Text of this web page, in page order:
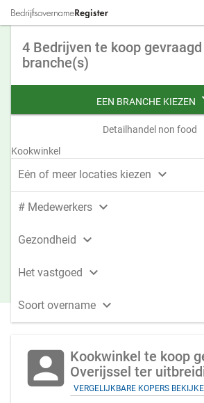
4 Bedrijven te koop
branche(s)
EEN BRANCHE KIEZEN
Detailhandel non food
Kookwinkel
Eén of meer locaties kiezen 
# Medewerkers 
Gezondheid 
Het vastgoed 
Soort overname 
account_box Kookwinkel te koop
Overijssel ter
VERGELIJKBARE KOPERS